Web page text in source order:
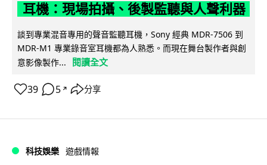
耳機：現場拍攝、後製監聽與人聲利器
談到專業混音專用的聲音監聽耳機，Sony 經典 MDR-7506 到
MDR-M1 專業錄音室耳機都為人熟悉。而現在舞台製作者與創
意影像製作...
閱讀全文
39 5 ↗ 分享
科技娛樂 遊戲情報